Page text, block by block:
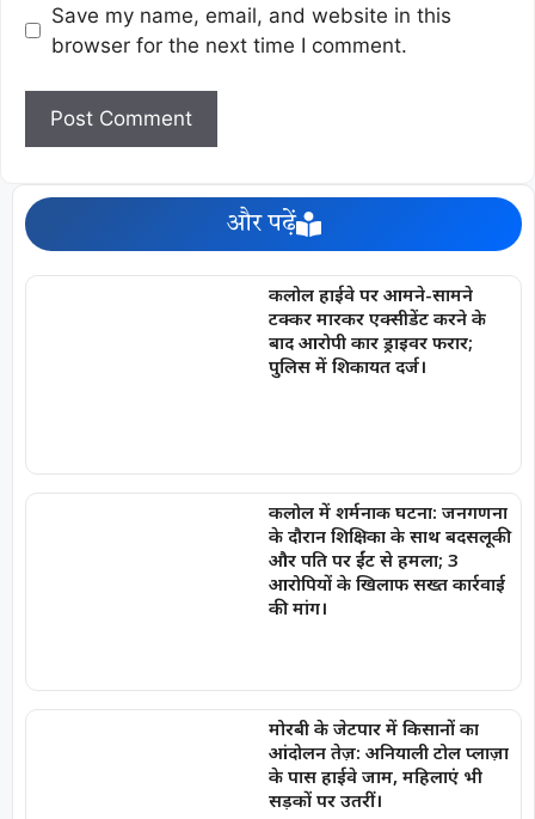
Save my name, email, and website in this
browser for the next time I comment.
और पढ़ें
कलोल हाईवे पर आमने-सामने
टक्कर मारकर एक्सीडेंट करने के
बाद आरोपी कार ड्राइवर फरार;
पुलिस में शिकायत दर्ज।
कलोल में शर्मनाक घटना: जनगणना
के दौरान शिक्षिका के साथ बदसलूकी
और पति पर ईंट से हमला; 3
आरोपियों के खिलाफ सख्त कार्रवाई
की मांग।
मोरबी के जेटपार में किसानों का
आंदोलन तेज़: अनियाली टोल प्लाज़ा
के पास हाईवे जाम, महिलाएं भी
सड़कों पर उतरीं।